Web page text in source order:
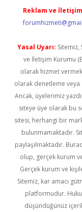
Reklam ve
Yasal Uyarı: Sitemiz,
ve İletişim Kurumu
olarak hizmet
olarak denetleme veya
Ancak, üyelerimiz
siteye üye olarak bu
sitesi, herhangi bir
bulunmamaktadır.
paylaşılmaktadır.
olup, gerçek kurum
Gerçek kurum ve
Sitemiz, kar amacı
platformudur.
düşündüğünüz